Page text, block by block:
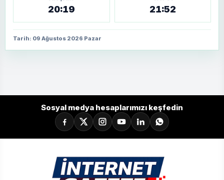
20:19 21:52
Tarih: 09 Ağustos 2026 Pazar
Sosyal medya hesaplarımızı keşfedin